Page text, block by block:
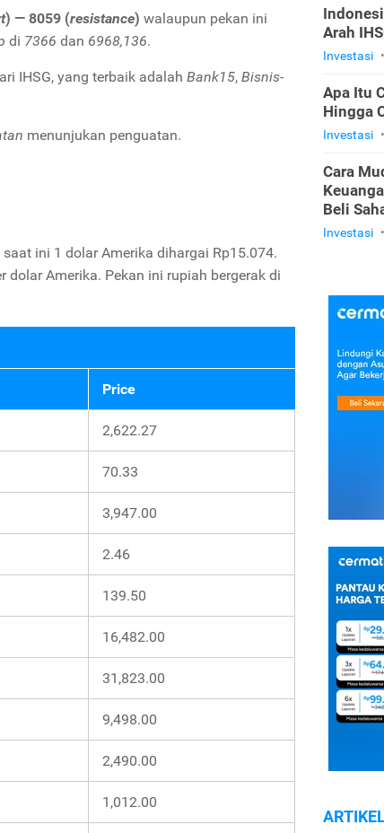
) — 8059 (resistance) walaupun pekan ini
di 7366 dan 6968,136.
IHSG, yang terbaik adalah Bank15, Bisnis-
menunjukan penguatan.
ini 1 dolar Amerika dihargai Rp15.074.
Amerika. Pekan ini rupiah bergerak di
Price
2,622.27
70.33
3,947.00
2.46
139.50
16,482.00
31,823.00
9,498.00
2,490.00
1,012.00
Arah
Investasi •
Apa Itu
Hingga
Investasi •
Cara
Beli
Investasi •